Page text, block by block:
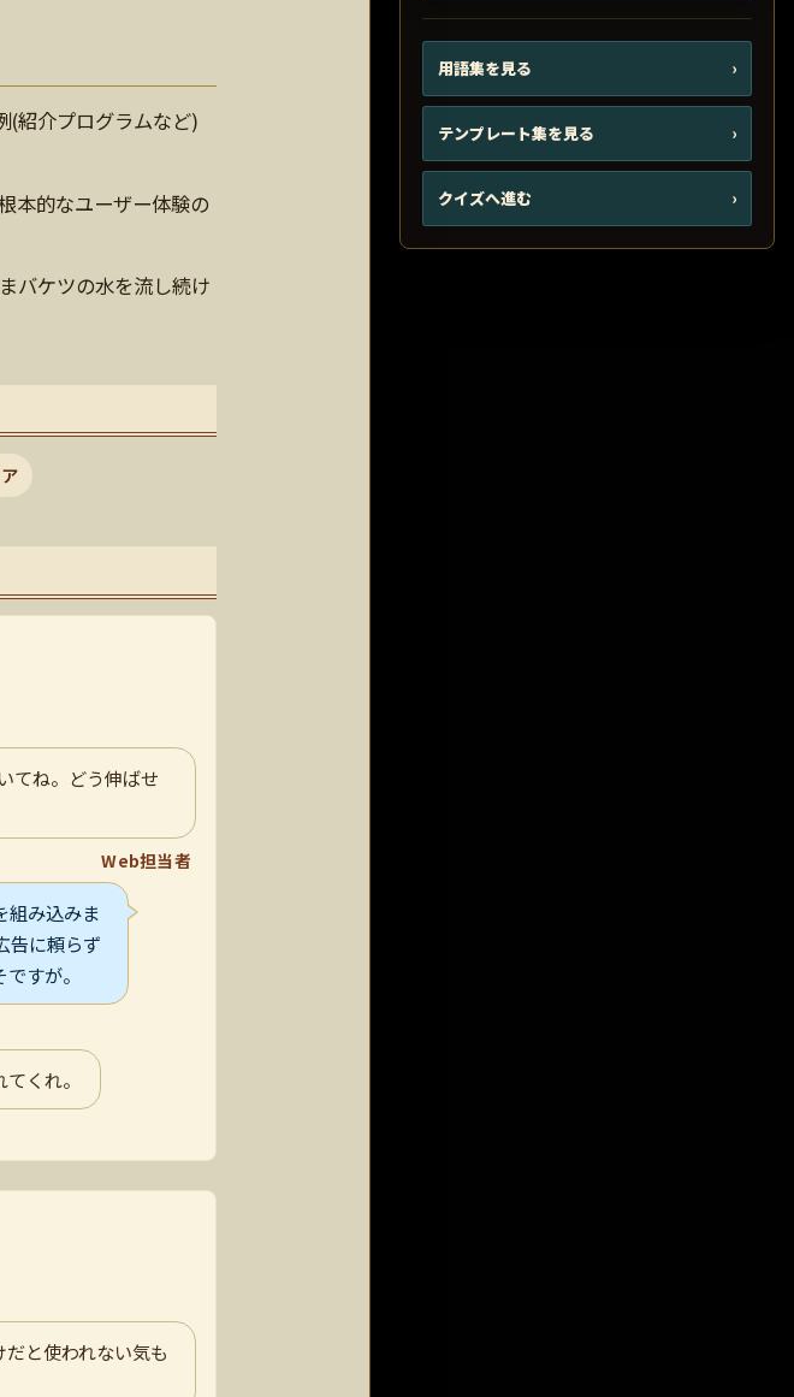
用語集を見る ›
テンプレート集を見る ›
クイズへ進む ›
(紹介プログラムなど)
本的なユーザー体験の
バケツの水を流し続け
てね。どう伸ばせ
Web担当者
組み込みま
告に頼らず
すが。
くれ。
と使われない気も